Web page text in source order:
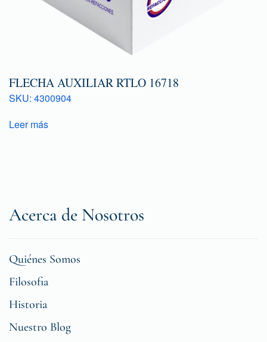
FLECHA AUXILIAR RTLO 16718
SKU: 4300904
Leer más
Acerca de Nosotros
Quiénes Somos
Filosofia
Historia
Nuestro Blog